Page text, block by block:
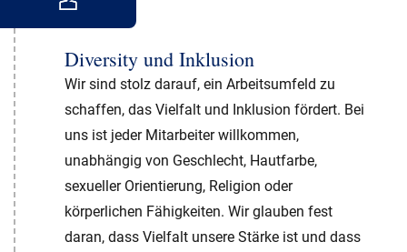
Diversity und Inklusion
Wir sind stolz darauf, ein Arbeitsumfeld zu
schaffen, das Vielfalt und Inklusion fördert. Bei
uns ist jeder Mitarbeiter willkommen,
unabhängig von Geschlecht, Hautfarbe,
sexueller Orientierung, Religion oder
körperlichen Fähigkeiten. Wir glauben fest
daran, dass Vielfalt unsere Stärke ist und dass